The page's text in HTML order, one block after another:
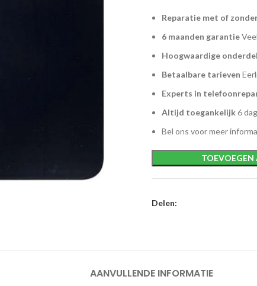
Reparatie met of
6 maanden garantie
Hoogwaardige
Betaalbare tarieven
Experts in
Altijd toegankelijk6
Bel ons voor meer
Delen:
AANVULLENDE INFORMATIE